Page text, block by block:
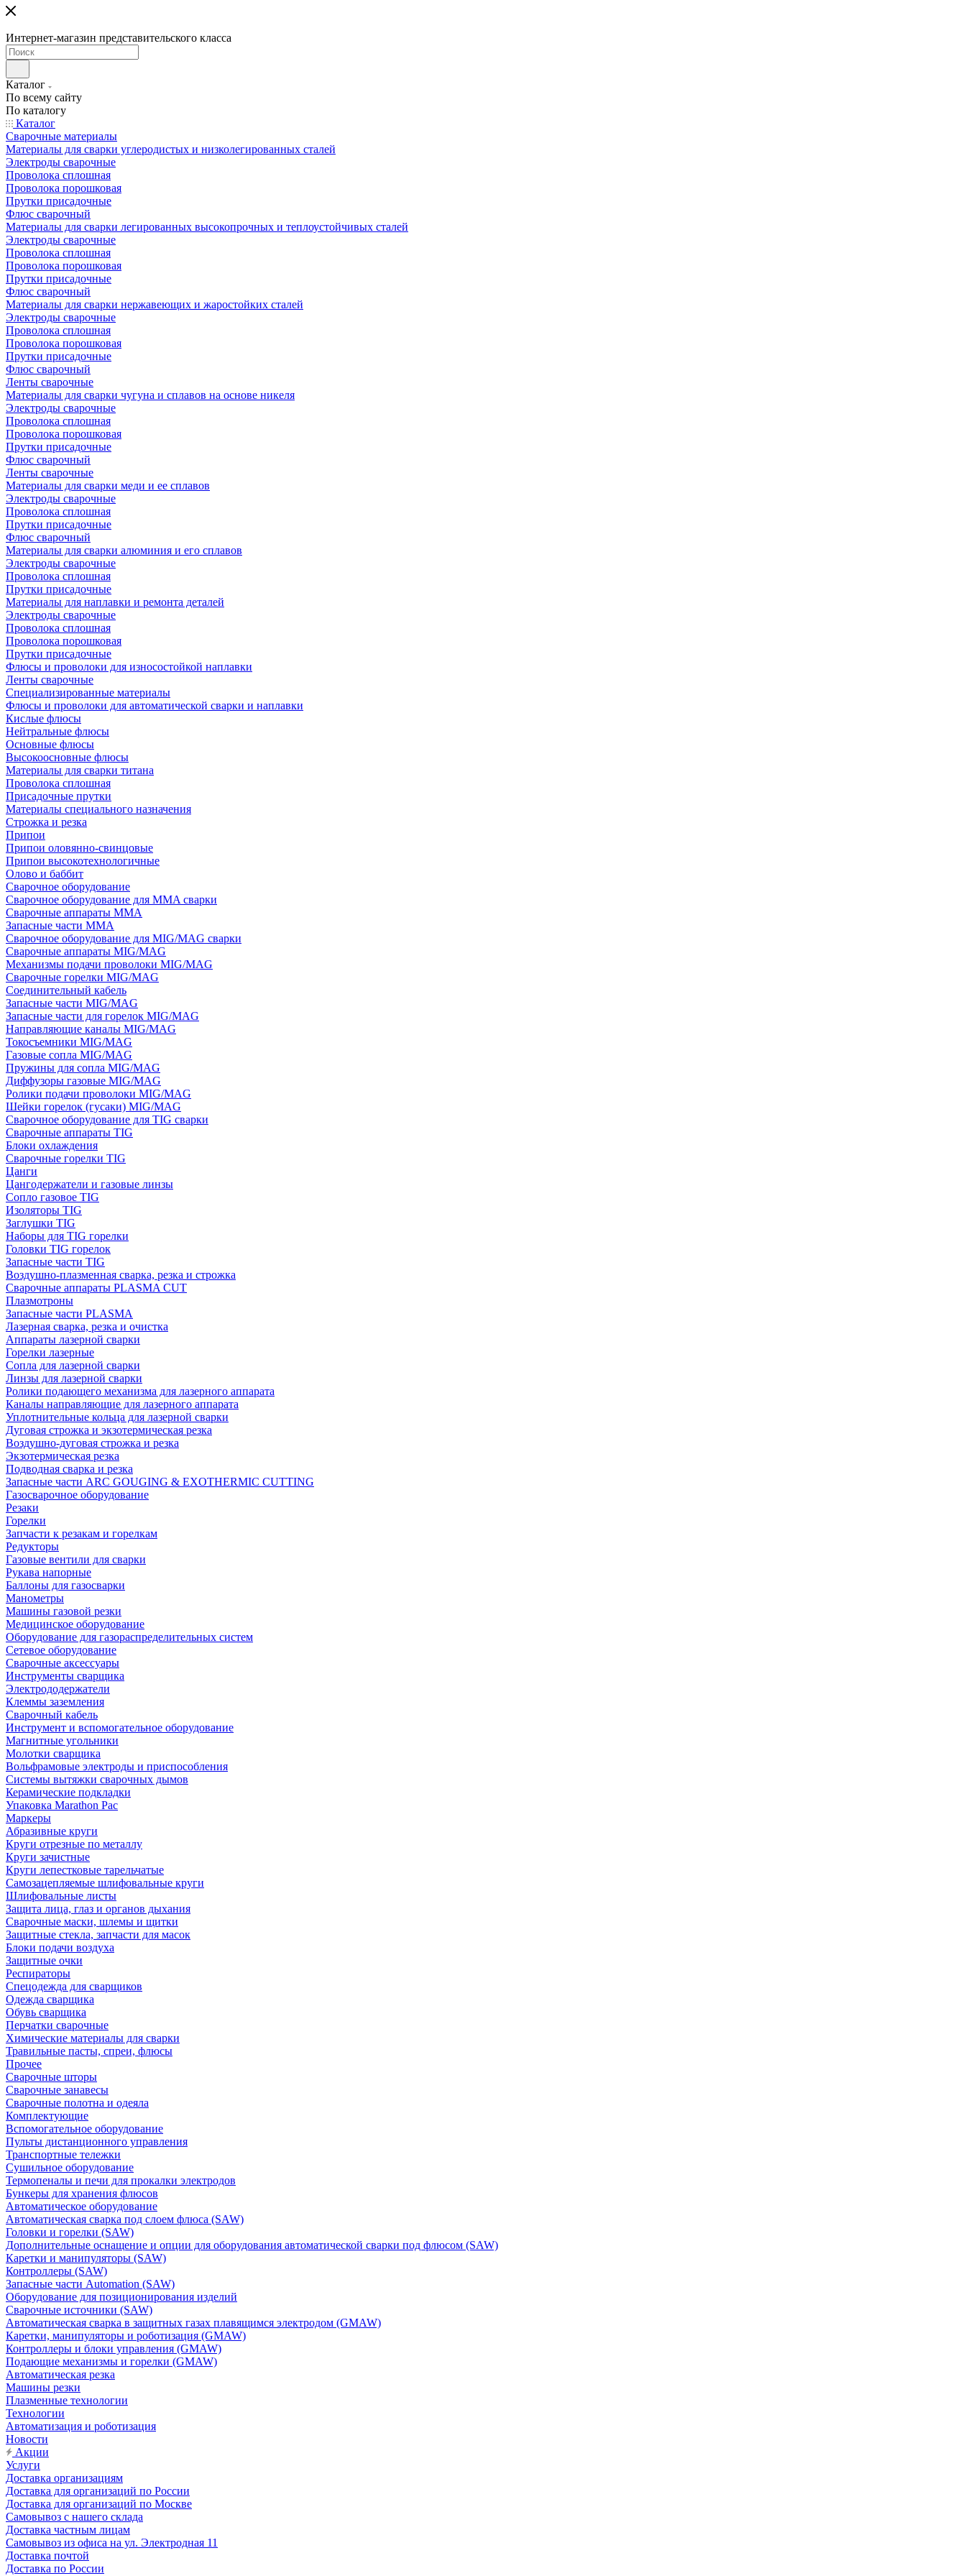
Интернет-магазин представительского класса
Каталог
По всему сайту
По каталогу
Каталог
Сварочные материалы
Материалы для сварки углеродистых и низколегированных сталей
Электроды сварочные
Проволока сплошная
Проволока порошковая
Прутки присадочные
Флюс сварочный
Материалы для сварки легированных высокопрочных и теплоустойчивых сталей
Электроды сварочные
Проволока сплошная
Проволока порошковая
Прутки присадочные
Флюс сварочный
Материалы для сварки нержавеющих и жаростойких сталей
Электроды сварочные
Проволока сплошная
Проволока порошковая
Прутки присадочные
Флюс сварочный
Ленты сварочные
Материалы для сварки чугуна и сплавов на основе никеля
Электроды сварочные
Проволока сплошная
Проволока порошковая
Прутки присадочные
Флюс сварочный
Ленты сварочные
Материалы для сварки меди и ее сплавов
Электроды сварочные
Проволока сплошная
Прутки присадочные
Флюс сварочный
Материалы для сварки алюминия и его сплавов
Электроды сварочные
Проволока сплошная
Прутки присадочные
Материалы для наплавки и ремонта деталей
Электроды сварочные
Проволока сплошная
Проволока порошковая
Прутки присадочные
Флюсы и проволоки для износостойкой наплавки
Ленты сварочные
Специализированные материалы
Флюсы и проволоки для автоматической сварки и наплавки
Кислые флюсы
Нейтральные флюсы
Основные флюсы
Высокоосновные флюсы
Материалы для сварки титана
Проволока сплошная
Присадочные прутки
Материалы специального назначения
Строжка и резка
Припои
Припои оловянно-свинцовые
Припои высокотехнологичные
Олово и баббит
Сварочное оборудование
Сварочное оборудование для MMA сварки
Сварочные аппараты MMA
Запасные части MMA
Сварочное оборудование для MIG/MAG сварки
Сварочные аппараты MIG/MAG
Механизмы подачи проволоки MIG/MAG
Сварочные горелки MIG/MAG
Соединительный кабель
Запасные части MIG/MAG
Запасные части для горелок MIG/MAG
Направляющие каналы MIG/MAG
Токосъемники MIG/MAG
Газовые сопла MIG/MAG
Пружины для сопла MIG/MAG
Диффузоры газовые MIG/MAG
Ролики подачи проволоки MIG/MAG
Шейки горелок (гусаки) MIG/MAG
Сварочное оборудование для TIG сварки
Сварочные аппараты TIG
Блоки охлаждения
Сварочные горелки TIG
Цанги
Цангодержатели и газовые линзы
Сопло газовое TIG
Изоляторы TIG
Заглушки TIG
Наборы для TIG горелки
Головки TIG горелок
Запасные части TIG
Воздушно-плазменная сварка, резка и строжка
Сварочные аппараты PLASMA CUT
Плазмотроны
Запасные части PLASMA
Лазерная сварка, резка и очистка
Аппараты лазерной сварки
Горелки лазерные
Сопла для лазерной сварки
Линзы для лазерной сварки
Ролики подающего механизма для лазерного аппарата
Каналы направляющие для лазерного аппарата
Уплотнительные кольца для лазерной сварки
Дуговая строжка и экзотермическая резка
Воздушно-дуговая строжка и резка
Экзотермическая резка
Подводная сварка и резка
Запасные части ARC GOUGING & EXOTHERMIC CUTTING
Газосварочное оборудование
Резаки
Горелки
Запчасти к резакам и горелкам
Редукторы
Газовые вентили для сварки
Рукава напорные
Баллоны для газосварки
Манометры
Машины газовой резки
Медицинское оборудование
Оборудование для газораспределительных систем
Сетевое оборудование
Сварочные аксессуары
Инструменты сварщика
Электрододержатели
Клеммы заземления
Сварочный кабель
Инструмент и вспомогательное оборудование
Магнитные угольники
Молотки сварщика
Вольфрамовые электроды и приспособления
Системы вытяжки сварочных дымов
Керамические подкладки
Упаковка Marathon Pac
Маркеры
Абразивные круги
Круги отрезные по металлу
Круги зачистные
Круги лепестковые тарельчатые
Самозацепляемые шлифовальные круги
Шлифовальные листы
Защита лица, глаз и органов дыхания
Сварочные маски, шлемы и щитки
Защитные стекла, запчасти для масок
Блоки подачи воздуха
Защитные очки
Респираторы
Спецодежда для сварщиков
Одежда сварщика
Обувь сварщика
Перчатки сварочные
Химические материалы для сварки
Травильные пасты, спреи, флюсы
Прочее
Сварочные шторы
Сварочные занавесы
Сварочные полотна и одеяла
Комплектующие
Вспомогательное оборудование
Пульты дистанционного управления
Транспортные тележки
Сушильное оборудование
Термопеналы и печи для прокалки электродов
Бункеры для хранения флюсов
Автоматическое оборудование
Автоматическая сварка под слоем флюса (SAW)
Головки и горелки (SAW)
Дополнительные оснащение и опции для оборудования автоматической сварки под флюсом (SAW)
Каретки и манипуляторы (SAW)
Контроллеры (SAW)
Запасные части Automation (SAW)
Оборудование для позиционирования изделий
Сварочные источники (SAW)
Автоматическая сварка в защитных газах плавящимся электродом (GMAW)
Каретки, манипуляторы и роботизация (GMAW)
Контроллеры и блоки управления (GMAW)
Подающие механизмы и горелки (GMAW)
Автоматическая резка
Машины резки
Плазменные технологии
Технологии
Автоматизация и роботизация
Новости
Акции
Услуги
Доставка организациям
Доставка для организаций по России
Доставка для организаций по Москве
Самовывоз с нашего склада
Доставка частным лицам
Самовывоз из офиса на ул. Электродная 11
Доставка почтой
Доставка по России